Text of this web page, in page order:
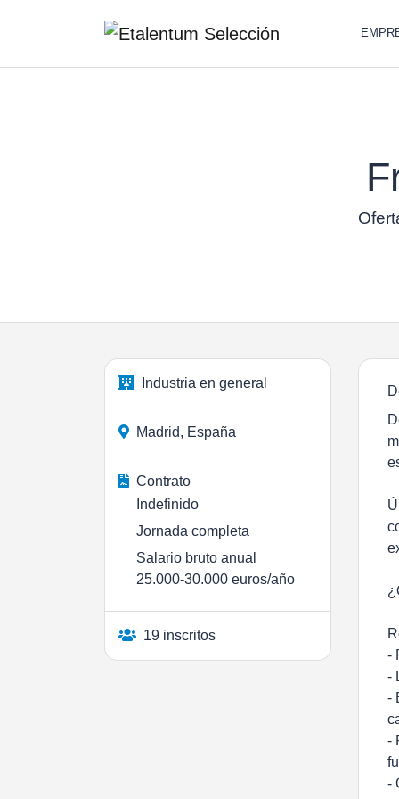
Industria en general
Madrid, España
Contrato
Indefinido
Jornada completa
Salario bruto anual
25.000-30.000 euros/año
19 inscritos
-
-
-
-
-